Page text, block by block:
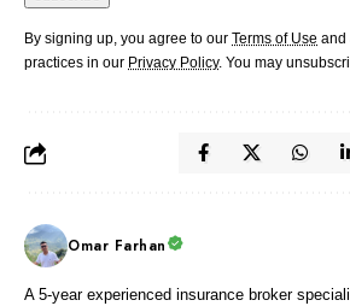
By signing up, you agree to our Terms of Use and
practices in our Privacy Policy. You may
Omar Farhan
A 5-year experienced insurance broker